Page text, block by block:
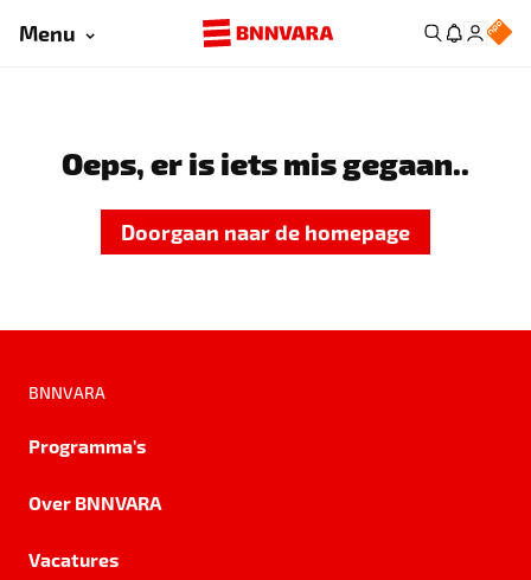
Menu
Oeps, er is iets mis gegaan..
Doorgaan naar de homepage
BNNVARA
Programma's
Over BNNVARA
Vacatures